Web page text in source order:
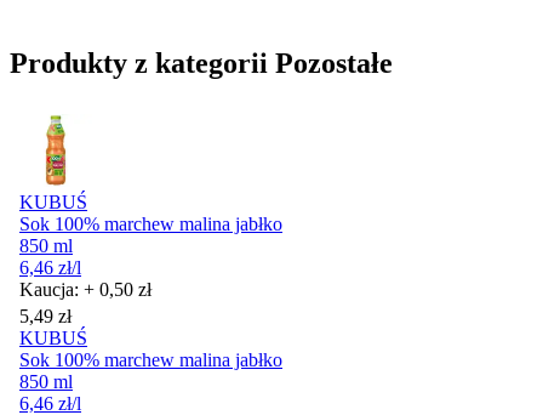
Produkty z kategorii Pozostałe
KUBUŚ
Sok 100% marchew malina jabłko
850 ml
6,46 zł/l
Kaucja: + 0,50 zł
Cena
5,49 zł
KUBUŚ
Sok 100% marchew malina jabłko
850 ml
6,46 zł/l